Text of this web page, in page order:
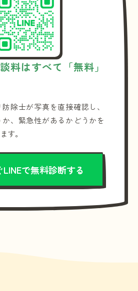
料はすべて「無料」
除士が写真を直接確認し、
、緊急性があるかどうかを
す。
で無料診断する